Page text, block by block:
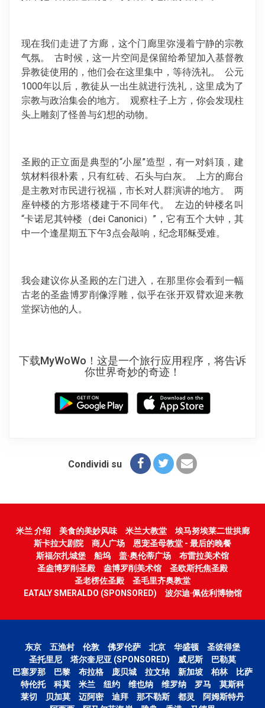
现在我们走进了方廊，这个门廊里弥漫着宁静的宗教
气氛。 古时候，这一片空间是保留给希望加入基督教
异教徒使用的，他们会在这里集中，等待洗礼。 公元
1000年以后，教徒从一出生就进行洗礼，这里成为了
宗教与政治集会的地方。 观察柱子上方，你会发现柱
头上雕刻了怪兽与幻想的动物。
圣殿的正立面是典型的“小屋”造型，有一对斜顶，建
筑材料很朴素，只有红砖、石头与白灰。 上方的廊台
是主教对市民进行祝福，市长对人群演讲的地方。 两
座钟楼的方形塔楼建于不同年代。 左边的钟楼名叫
“卡诺尼其钟楼（dei Canonici）”，它有五个大钟，其
中一个逢星期五下午3点会敲响，纪念耶稣受难。
我会建议你从圣殿的左门进入，在那里你会看到一幅
古老的圣盎博罗削像浮雕，似乎在张开双臂欢迎来教
堂探访他的人。
下载MyWoWo！这是一个旅行应用程序，将告诉
你世界奇妙的奇迹！
Condividi su
米兰 介绍 美食的美妙风味 米兰大教堂
埃马努埃莱二世拱廊
斯卡拉大剧院
商人广场
恩宠圣母教堂 - 最后的晚餐
斯福尔扎城堡
船坞 盖·奥伦蒂广场
布雷拉美术馆
圣盎博罗削圣殿
盎博罗削美术馆
圣欧斯托焦圣殿
圣老楞佐圣殿
圣毛里齐奥教堂
EATALY SMERALDO (SPONSORED)
波尔迪·佩佐利博物馆
东京 五渔村 伦敦 佛罗伦萨 北京 华盛顿
圣彼得堡
圣托里尼
塔尔奎尼亚 (SPONSORED) 威尼斯
巴勒莫
巴塞罗那
巴黎 布拉格 庞贝城 拉文纳 新加坡 柏林
比萨
特伦托
科莫 米兰 纽约 维也纳 维罗纳 罗马
莫斯科
莱切
贝加莫 迈阿密 迪拜 那不勒斯 都灵
阿姆斯特丹